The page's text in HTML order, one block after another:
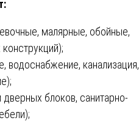
малярные, обойные,
водоснабжение, канализация,
дверных блоков, санитарно-